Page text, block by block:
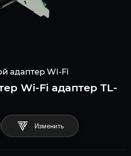
адаптер Wi-Fi
Wi-Fi адаптер TL-